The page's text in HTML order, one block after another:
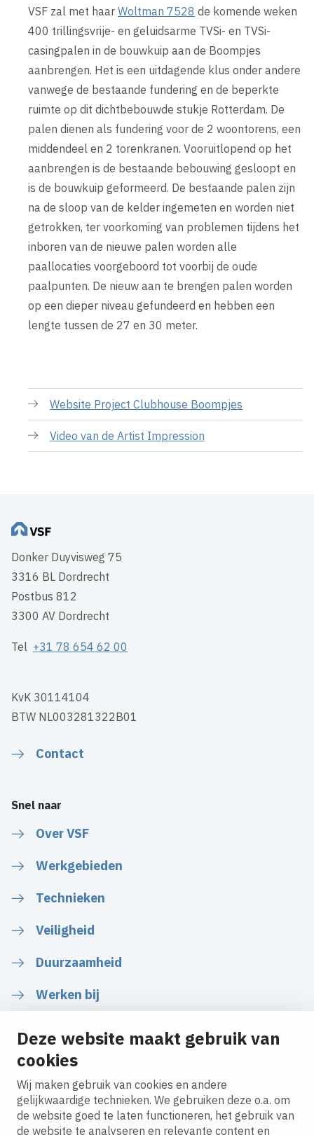
Deze website maakt gebruik van
cookies
Wij maken gebruik van cookies en andere
gelijkwaardige technieken. We gebruiken deze o.a. om
de website goed te laten functioneren, het gebruik van
de website te analyseren en relevante content en
VSF zal met haarWoltman 7528 de komende weken
400 trillingsvrije- en geluidsarme TVSi- en TVSi-
casingpalen in de bouwkuip aan de Boompjes
aanbrengen. Het is een uitdagende klus onder andere
vanwege de bestaande fundering en de beperkte
ruimte op dit dichtbebouwde stukje Rotterdam. De
palen dienen als fundering voor de 2 woontorens, een
middendeel en 2 torenkranen. Vooruitlopend op het
aanbrengen is de bestaande bebouwing gesloopt en
is de bouwkuip geformeerd. De bestaande palen zijn
na de sloop van de kelder ingemeten en worden niet
getrokken, ter voorkoming van problemen tijdens het
inboren van de nieuwe palen worden alle
paallocaties voorgeboord tot voorbij de oude
paalpunten. De nieuw aan te brengen palen worden
op een dieper niveau gefundeerd en hebben een
lengte tussen de 27 en 30 meter.
Website Project Clubhouse Boompjes
Video van de Artist Impression
Donker Duyvisweg 75
3316 BL Dordrecht
Postbus 812
3300 AV Dordrecht
Tel +31 78 654 62 00
KvK 30114104
BTW NL003281322B01
Contact
Snel naar
Over VSF
Werkgebieden
Technieken
Veiligheid
Duurzaamheid
Werken bij
LinkedInInstagramFacebookTwitterYouTube